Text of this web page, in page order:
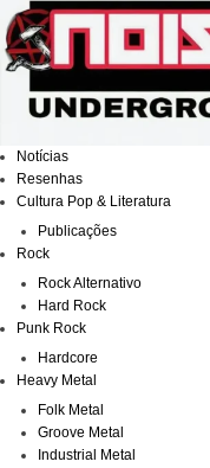
para
o
conteúdo
Notícias
Resenhas
Cultura Pop & Literatura
Publicações
Rock
Rock Alternativo
Hard Rock
Punk Rock
Hardcore
Heavy Metal
Folk Metal
Groove Metal
Industrial Metal